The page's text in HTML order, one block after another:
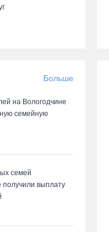
Больше
на Вологодчине
семейную
семей
получили выплату